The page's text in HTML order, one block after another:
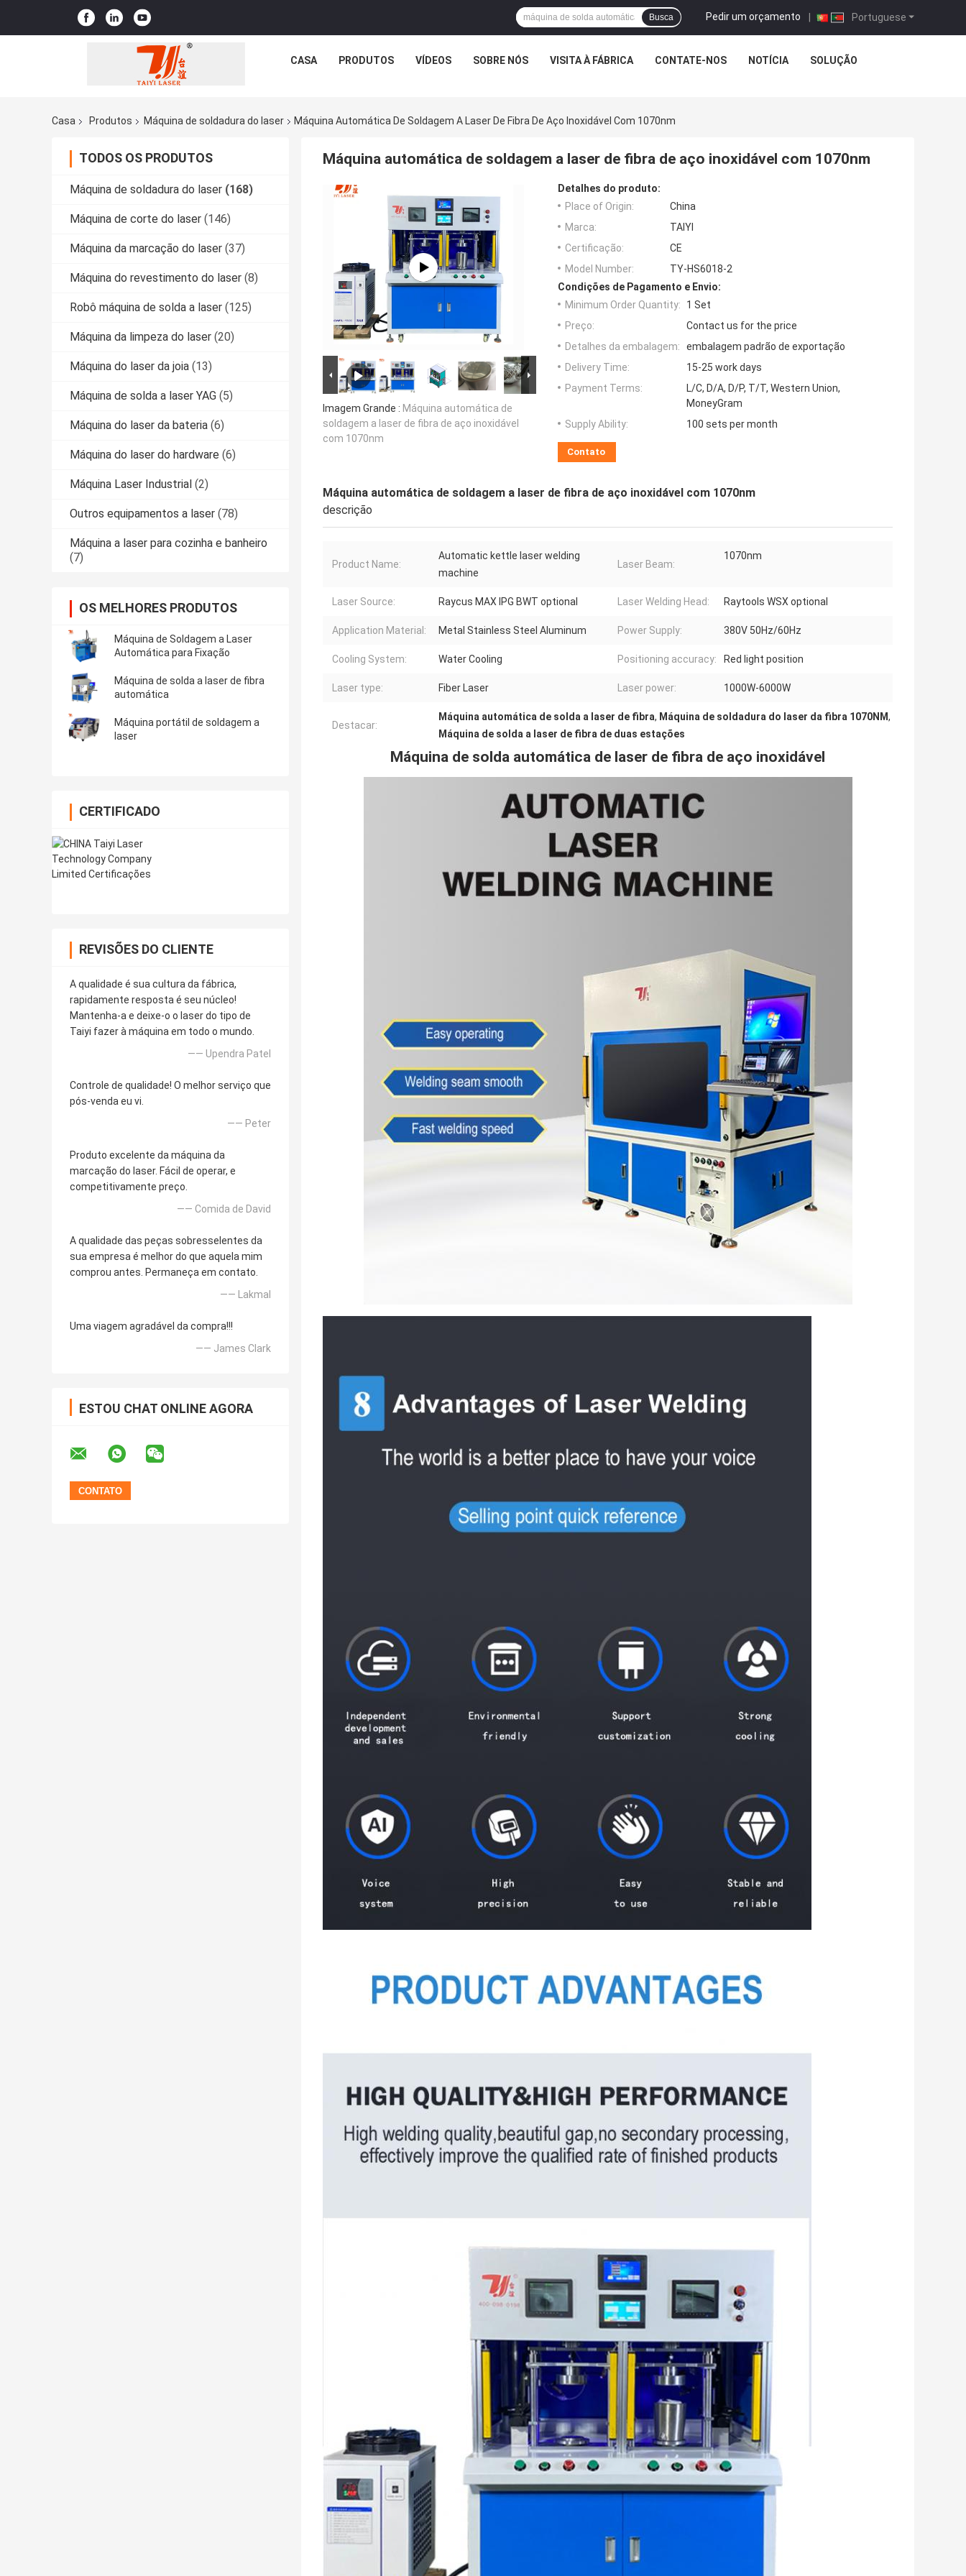
Portuguese
Pedir um orçamento |
Busca
CASA PRODUTOS VÍDEOS SOBRE NÓS VISITA À FÁBRICA CONTATE-NOS NOTÍCIA SOLUÇÃO
Casa Produtos Máquina de soldadura do laser Máquina Automática De Soldagem A Laser De Fibra De Aço Inoxidável Com 1070nm
TODOS OS PRODUTOS
Máquina de soldadura do laser (168)
Máquina de corte do laser (146)
Máquina da marcação do laser (37)
Máquina do revestimento do laser (8)
Robô máquina de solda a laser (125)
Máquina da limpeza do laser (20)
Máquina do laser da joia (13)
Máquina de solda a laser YAG (5)
Máquina do laser da bateria (6)
Máquina do laser do hardware (6)
Máquina Laser Industrial (2)
Outros equipamentos a laser (78)
Máquina a laser para cozinha e banheiro
(7)
OS MELHORES PRODUTOS
Máquina de Soldagem a Laser
Automática para Fixação
Máquina de solda a laser de fibra
automática
Máquina portátil de soldagem a
laser
CERTIFICADO
REVISÕES DO CLIENTE
A qualidade é sua cultura da fábrica,
rapidamente resposta é seu núcleo!
Mantenha-a e deixe-o o laser do tipo de
Taiyi fazer à máquina em todo o mundo.
—— Upendra Patel
Controle de qualidade! O melhor serviço que
pós-venda eu vi.
—— Peter
Produto excelente da máquina da
marcação do laser. Fácil de operar, e
competitivamente preço.
—— Comida de David
A qualidade das peças sobresselentes da
sua empresa é melhor do que aquela mim
comprou antes. Permaneça em contato.
—— Lakmal
Uma viagem agradável da compra!!!
—— James Clark
ESTOU CHAT ONLINE AGORA
Máquina automática de soldagem a laser de fibra de aço inoxidável com 1070nm
Imagem Grande : Máquina automática de
soldagem a laser de fibra de aço inoxidável
com 1070nm
Detalhes do produto:
Place of Origin:
China
Marca:
TAIYI
Certificação:
CE
Model Number:
TY-HS6018-2
Condições de Pagamento e Envio:
Minimum Order Quantity:
1 Set
Preço:
Contact us for the price
Detalhes da embalagem:
embalagem padrão de exportação
Delivery Time:
15-25 work days
Payment Terms:
L/C, D/A, D/P, T/T, Western Union,
MoneyGram
Supply Ability:
100 sets per month
Contato
Máquina automática de soldagem a laser de fibra de aço inoxidável com 1070nm
descrição
Product Name:
Automatic kettle laser welding
machine
Laser Beam:
1070nm
Laser Source: Raycus MAX IPG BWT optional Laser Welding Head: Raytools WSX optional
Application Material: Metal Stainless Steel Aluminum Power Supply: 380V 50Hz/60Hz
Cooling System: Water Cooling Positioning accuracy: Red light position
Laser type: Fiber Laser Laser power: 1000W-6000W
Destacar:
Máquina automática de solda a laser de fibra, Máquina de soldadura do laser da fibra 1070NM,
Máquina de solda a laser de fibra de duas estações
Máquina de solda automática de laser de fibra de aço inoxidável